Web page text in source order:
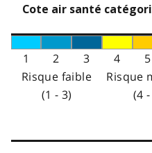
Cote air santé
1 2 3 4 5
Risque faible
(1 - 3)
Risque
(4